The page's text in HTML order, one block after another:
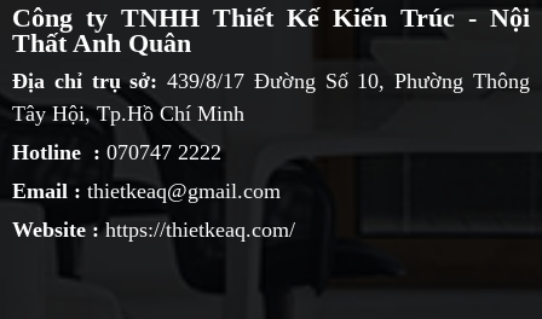
Công ty TNHH Thiết Kế Kiến Trúc - Nội
Thất Anh Quân
Địa chỉ trụ sở: 439/8/17 Đường Số 10, Phường Thông
Tây Hội, Tp.Hồ Chí Minh
Hotline : 070747 2222
Email : thietkeaq@gmail.com
Website : https://thietkeaq.com/